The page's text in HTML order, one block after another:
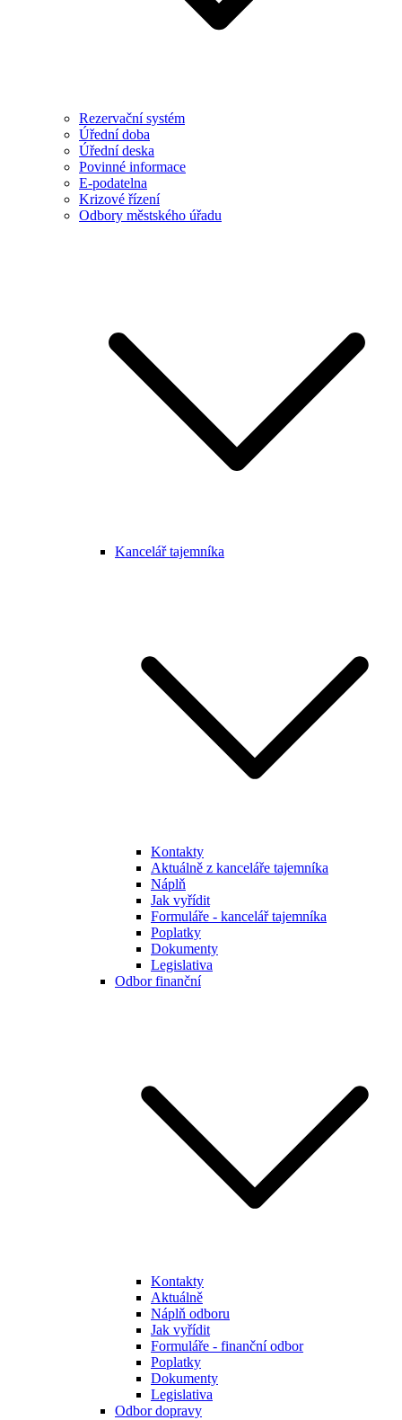
Rezervační systém
Úřední doba
Úřední deska
Povinné informace
E-podatelna
Krizové řízení
Odbory městského úřadu
Kancelář tajemníka
Kontakty
Aktuálně z kanceláře tajemníka
Náplň
Jak vyřídit
Formuláře - kancelář tajemníka
Poplatky
Dokumenty
Legislativa
Odbor finanční
Kontakty
Aktuálně
Náplň odboru
Jak vyřídit
Formuláře - finanční odbor
Poplatky
Dokumenty
Legislativa
Odbor dopravy